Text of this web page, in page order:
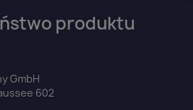
produktu
GmbH
602